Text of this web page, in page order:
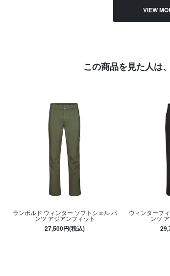
VIEW
この商品を見た人は、
ランボルド ウィンター ソフトシェル パ
ンツ アジアンフィット
27,500円(税込)
ウィンターフ
ンツ